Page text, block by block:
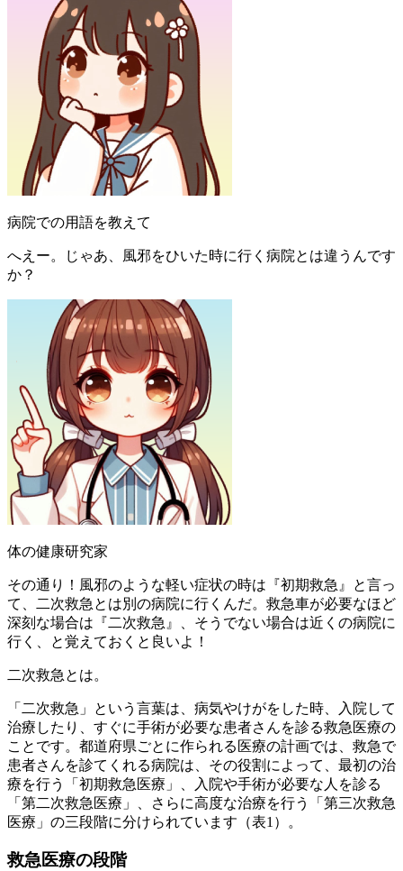
病院での用語を教えて
へえー。じゃあ、風邪をひいた時に行く病院とは違うんです
か？
体の健康研究家
その通り！風邪のような軽い症状の時は『初期救急』と言っ
て、二次救急とは別の病院に行くんだ。救急車が必要なほど
深刻な場合は『二次救急』、そうでない場合は近くの病院に
行く、と覚えておくと良いよ！
二次救急とは。
「二次救急」という言葉は、病気やけがをした時、入院して
治療したり、すぐに手術が必要な患者さんを診る救急医療の
ことです。都道府県ごとに作られる医療の計画では、救急で
患者さんを診てくれる病院は、その役割によって、最初の治
療を行う「初期救急医療」、入院や手術が必要な人を診る
「第二次救急医療」、さらに高度な治療を行う「第三次救急
医療」の三段階に分けられています（表1）。
救急医療の段階